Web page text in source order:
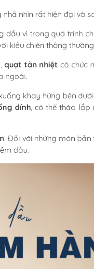
nhã nhìn rất hiện đại và
vì trong quá trình
kiểu chiên thông
quạt tản nhiệt có chức
ngoài.
khay hứng bên
dính, có thể tháo lắp
. Đối với những món
dầu.